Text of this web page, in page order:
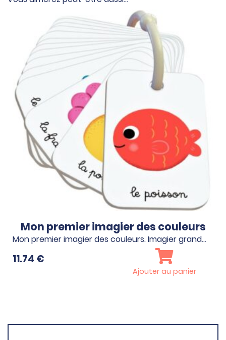
Mon premier imagier des couleurs
Mon premier imagier des couleurs. Imagier grand…
11.74 €
Ajouter au panier